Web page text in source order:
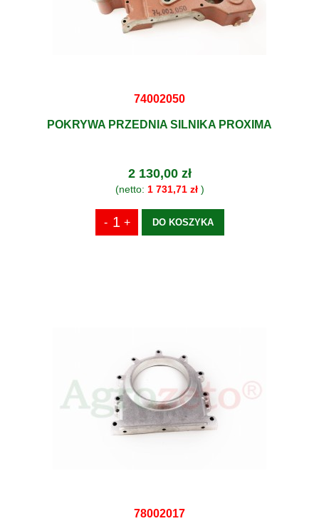
74002050
POKRYWA PRZEDNIA SILNIKA PROXIMA
2 130,00 zł
(netto: 1 731,71 zł)
DO KOSZYKA
78002017